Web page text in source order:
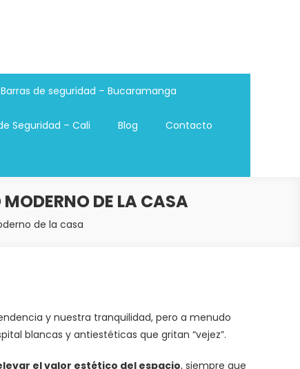
Barras de seguridad – Bucaramanga
Seguridad – Cali Blog Contacto
MODERNO DE LA CASA
de la casa
y nuestra tranquilidad, pero a menudo
blancas y antiestéticas que gritan “vejez”.
el valor estético del espacio, siempre que